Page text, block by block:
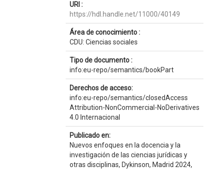
URI :
https://hdl.handle.net/11000/40149
Área de conocimiento :
CDU: Ciencias sociales
Tipo de documento :
info:eu-repo/semantics/bookPart
Derechos de acceso:
info:eu-repo/semantics/closedAccess
Attribution-NonCommercial-NoDerivatives
4.0 Internacional
Publicado en:
Nuevos enfoques en la docencia y la
investigación de las ciencias jurídicas y
otras disciplinas, Dykinson, Madrid 2024,